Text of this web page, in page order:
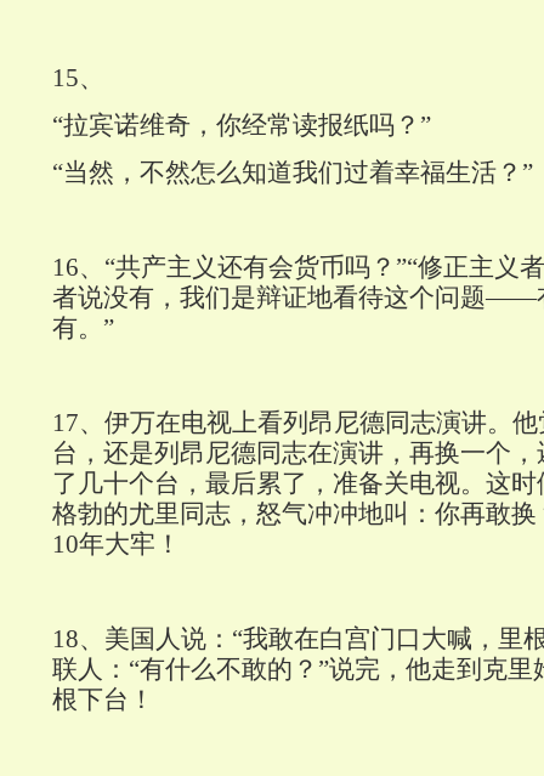
15、
“拉宾诺维奇，你经常读报纸吗？”
“当然，不然怎么知道我们过着幸福生活？”
16、“共产主义还有会货币吗？”“修正主义
者说没有，我们是辩证地看待这个问题——
有。”
17、伊万在电视上看列昂尼德同志演讲。
台，还是列昂尼德同志在演讲，再换一个
了几十个台，最后累了，准备关电视。这
格勃的尤里同志，怒气冲冲地叫：你再敢
10年大牢！
18、美国人说：“我敢在白宫门口大喊，里
联人：“有什么不敢的？”说完，他走到克
根下台！